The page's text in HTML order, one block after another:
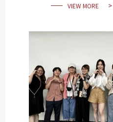
VIEW MORE